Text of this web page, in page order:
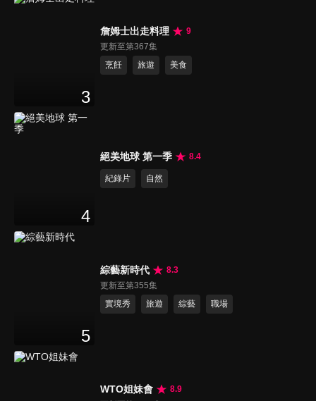
3
詹姆士出走料理
9
更新至第367集
烹飪
旅遊 美食
4
絕美地球 第一季 8.4
紀錄片 自然
5
綜藝新時代
8.3
更新至第355集
實境秀
旅遊 綜藝 職場
WTO姐妹會
8.9